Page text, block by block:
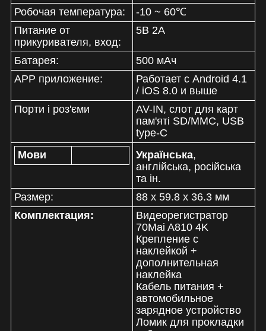
Робочая температура:
-10 ~ 60℃
Питание от
прикуривателя, вход:
5В 2A
Батарея:
500 мАч
APP приложение:
Работает с Android 4.1
/ iOS 8.0 и выше
Порти і роз'єми
AV-IN, слот для карт
пам'яті SD/MMC, USB
type-C
Мови
Українська,
англійська, російська
та ін.
Размер:
88 х 59.8 х 36.3 мм
Комплектация:
Видеорегистратор
70Mai A810 4K
Крепление с
наклейкой +
дополнительная
наклейка
Кабель питания +
автомобильное
зарядное устройство
Ломик для прокладки